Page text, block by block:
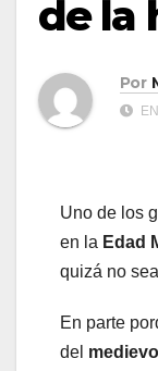
de la
Por
Uno de los
en la Edad
quizá no
En parte
del medievo